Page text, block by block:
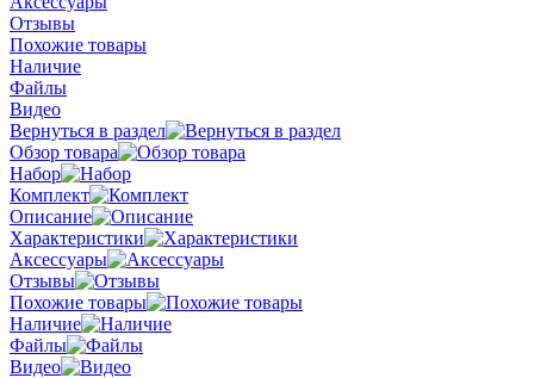
Отзывы
Похожие товары
Наличие
Файлы
Видео
Вернуться в раздел
Обзор товара
Набор
Комплект
Описание
Характеристики
Аксессуары
Отзывы
Похожие товары
Наличие
Файлы
Видео